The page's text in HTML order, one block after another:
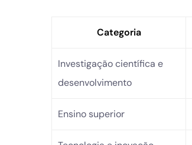
Categoria
Investigação científica e
desenvolvimento
Ensino superior